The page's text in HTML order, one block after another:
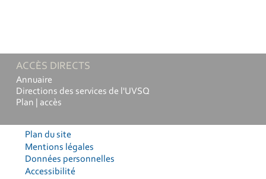
ACCÈS DIRECTS
Annuaire
Directions des services de l'UVSQ
Plan | accès
Plan du site
Mentions légales
Données personnelles
Accessibilité